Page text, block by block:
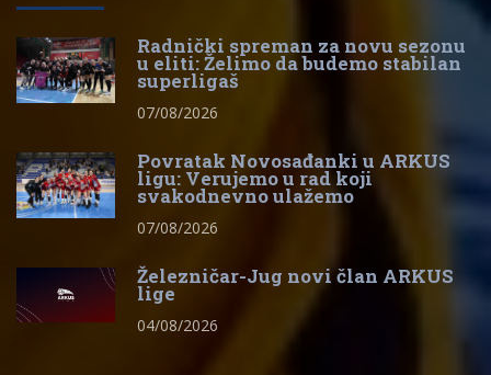
Radnički spreman za novu sezonu
u eliti: Želimo da budemo stabilan
superligaš
07/08/2026
Povratak Novosađanki u ARKUS
ligu: Verujemo u rad koji
svakodnevno ulažemo
07/08/2026
Železničar-Jug novi član ARKUS
lige
04/08/2026